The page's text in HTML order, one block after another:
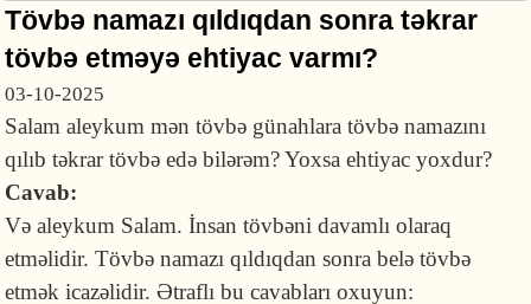
Tövbə namazı qıldıqdan sonra təkrar
tövbə etməyə ehtiyac varmı?
03-10-2025
Salam aleykum mən tövbə günahlara tövbə namazını
qılıb təkrar tövbə edə bilərəm? Yoxsa ehtiyac yoxdur?
Cavab:
Və aleykum Salam. İnsan tövbəni davamlı olaraq
etməlidir. Tövbə namazı qıldıqdan sonra belə tövbə
etmək icazəlidir. Ətraflı bu cavabları oxuyun: